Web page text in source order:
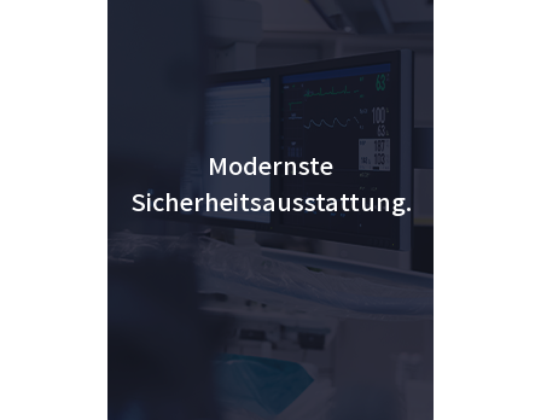
Modernste
Sicherheitsausstattung.